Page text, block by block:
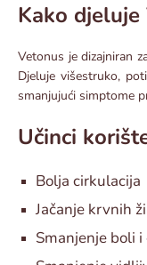
Kako djeluje
Vetonus je dizajniran
Djeluje višestruko,
smanjujući simptome
Učinci
Bolja cirkulacija
Jačanje krvnih
Smanjenje boli